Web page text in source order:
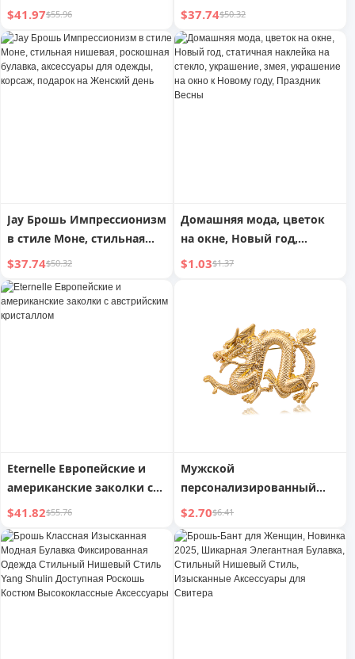
роскошь, булавка для
свитера, булавка для
воротника костюма,
аксессуары для одежды,
подарок на День матери
$41.97$55.96
роскошный корсаж,
стильная булавка,
аксессуары для делового
костюма, подарок на день
рождения маме
$37.74$50.32
Jay Брошь Импрессионизм
в стиле Моне, стильная
нишевая, роскошная
булавка, аксессуары для
одежды, корсаж, подарок
на Женский день
$37.74$50.32
Домашняя мода, цветок
на окне, Новый год,
статичная наклейка на
$1.03$1.37
Eternelle Европейские и
американские заколки с
австрийским кристаллом
$41.82$55.76
Мужской
персонализированный
аксессуар для пальто,
булавка, ювелирное
изделие
$2.70$6.41